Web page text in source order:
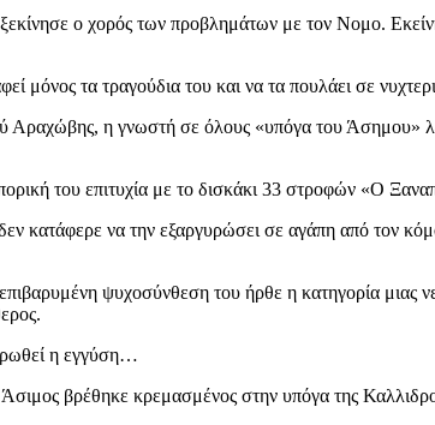
ο χορός των προβλημάτων με τον Νομο.
μόνος τα τραγούδια του και να τα πουλάει σε
Αραχώβης, η γνωστή σε όλους «υπόγα του Άσημου»
του επιτυχία με το δισκάκι 33 στροφών «Ο
κατάφερε να την εξαργυρώσει σε αγάπη από τον
ψυχοσύνθεση του ήρθε η κατηγορία μιας
η εγγύση…
βρέθηκε κρεμασμένος στην υπόγα της